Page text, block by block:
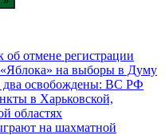
отмене регистрации
«Яблока» на выборы в Думу
два освобождены: ВС РФ
в Харьковской,
областях
на шахматной